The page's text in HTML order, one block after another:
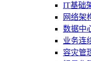
IT基础
网络架
数据中
业务连
容灾管